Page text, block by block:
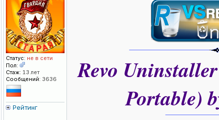
Статус: не в сети
Пол:
Стаж: 13 лет
Сообщений: 3636
Рейтинг
Revo
Portable)